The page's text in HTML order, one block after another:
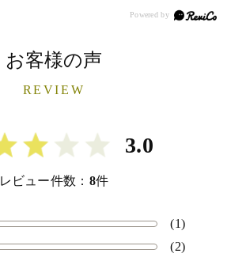
お客様の声
REVIEW
3.0
レビュー件数： 8件
(1)
(2)